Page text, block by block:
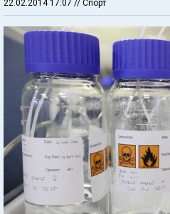
22.02.2014 17:07 // Спорт